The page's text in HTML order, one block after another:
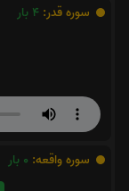
سوره قدر: 4 بار
سوره واقعه: 0 بار